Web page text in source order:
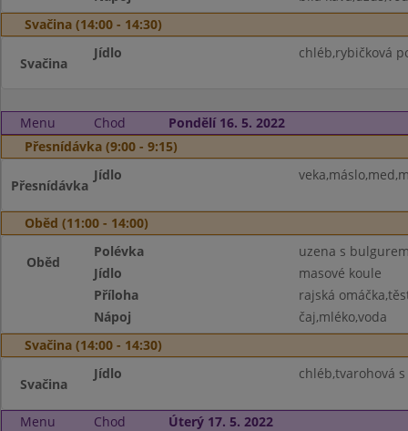
Svačina (14:00 - 14:30)
Svačina
Jídlo chléb,rybičková
Menu Chod
Pondělí 16. 5. 2022
Přesnídávka (9:00 - 9:15)
Přesnídávka
Jídlo
Oběd (11:00 - 14:00)
Oběd
Polévka
uzena s
Jídlo
masové koule
Příloha
rajská
Nápoj
čaj,mléko,voda
Svačina (14:00 - 14:30)
Svačina
Jídlo chléb,tvarohová
Menu Chod
Úterý 17. 5. 2022